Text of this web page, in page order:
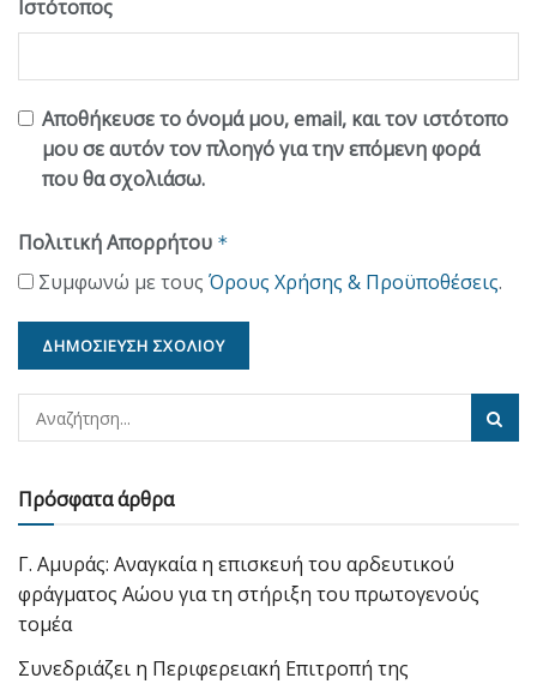
Ιστότοπος
Αποθήκευσε το όνομά μου, email, και τον ιστότοπο
μου σε αυτόν τον πλοηγό για την επόμενη φορά
που θα σχολιάσω.
Πολιτική Απορρήτου *
Συμφωνώ με τους Όρους Χρήσης & Προϋποθέσεις.
Πρόσφατα άρθρα
Γ. Αμυράς: Αναγκαία η επισκευή του αρδευτικού
φράγματος Αώου για τη στήριξη του πρωτογενούς
τομέα
Συνεδριάζει η Περιφερειακή Επιτροπή της